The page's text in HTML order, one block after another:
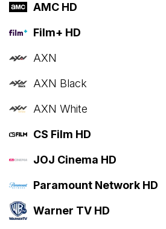
AMC HD
Film+ HD
AXN
AXN Black
AXN White
CS Film HD
JOJ Cinema HD
Paramount Network HD
Warner TV HD